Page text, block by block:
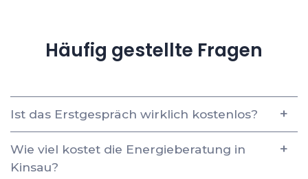
Häufig gestellte Fragen
Ist das Erstgespräch wirklich kostenlos?
Wie viel kostet die Energieberatung in
Kinsau?